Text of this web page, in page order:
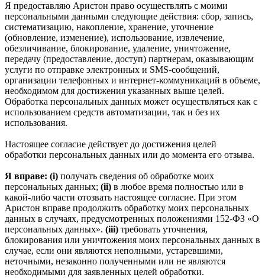
Я предоставляю Аристон право осуществлять с моими
персональными данными следующие действия: сбор, запись,
систематизацию, накопление, хранение, уточнение
(обновление, изменение), использование, извлечение,
обезличивание, блокирование, удаление, уничтожение,
передачу (предоставление, доступ) партнерам, оказывающим
услуги по отправке электронных и SMS‑сообщений,
организации телефонных и интернет‑коммуникаций в объеме,
необходимом для достижения указанных выше целей.
Обработка персональных данных может осуществляться как с
использованием средств автоматизации, так и без их
использования.
Настоящее согласие действует до достижения целей
обработки персональных данных или до момента его отзыва.
Я вправе: (i) получать сведения об обработке моих
персональных данных; (ii) в любое время полностью или в
какой-либо части отозвать настоящее согласие. При этом
Аристон вправе продолжить обработку моих персональных
данных в случаях, предусмотренных положениями 152-ФЗ «О
персональных данных». (iii) требовать уточнения,
блокирования или уничтожения моих персональных данных в
случае, если они являются неполными, устаревшими,
неточными, незаконно полученными или не являются
необходимыми для заявленных целей обработки.